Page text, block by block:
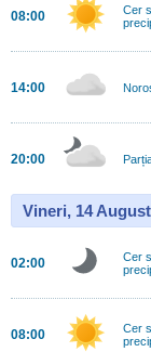
08:00
Cer
14:00
20:00
Vineri, 14 August
02:00
Cer
08:00
Cer